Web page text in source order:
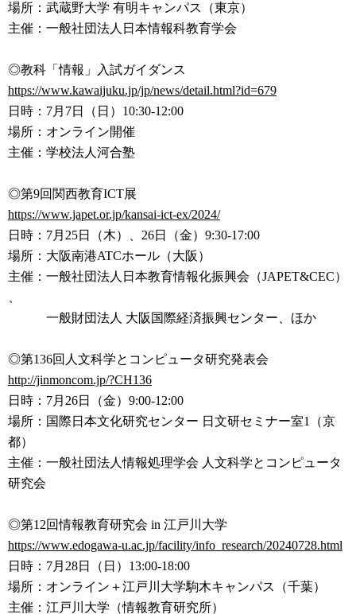
場所：武蔵野大学 有明キャンパス（東京）
主催：一般社団法人日本情報科教育学会
◎教科「情報」入試ガイダンス
https://www.kawaijuku.jp/jp/news/detail.html?id=679
日時：7月7日（日）10:30-12:00
場所：オンライン開催
主催：学校法人河合塾
◎第9回関西教育ICT展
https://www.japet.or.jp/kansai-ict-ex/2024/
日時：7月25日（木）、26日（金）9:30-17:00
場所：大阪南港ATCホール（大阪）
主催：一般社団法人日本教育情報化振興会（JAPET&CEC）
一般財団法人 大阪国際経済振興センター、ほか
◎第136回人文科学とコンピュータ研究発表会
http://jinmoncom.jp/?CH136
日時：7月26日（金）9:00-12:00
場所：国際日本文化研究センター 日文研セミナー室1（京
都）
主催：一般社団法人情報処理学会 人文科学とコンピュータ
研究会
◎第12回情報教育研究会 in 江戸川大学
https://www.edogawa-u.ac.jp/facility/info_research/20240728.html
日時：7月28日（日）13:00-18:00
場所：オンライン＋江戸川大学駒木キャンパス（千葉）
主催：江戸川大学（情報教育研究所）